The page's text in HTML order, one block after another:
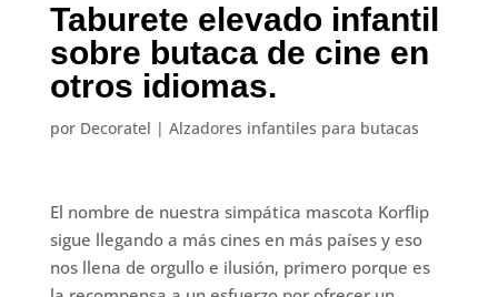
Taburete elevado infantil
sobre butaca de cine en
otros idiomas.
por Decoratel | Alzadores infantiles para butacas
El nombre de nuestra simpática mascota Korflip
sigue llegando a más cines en más países y eso
nos llena de orgullo e ilusión, primero porque es